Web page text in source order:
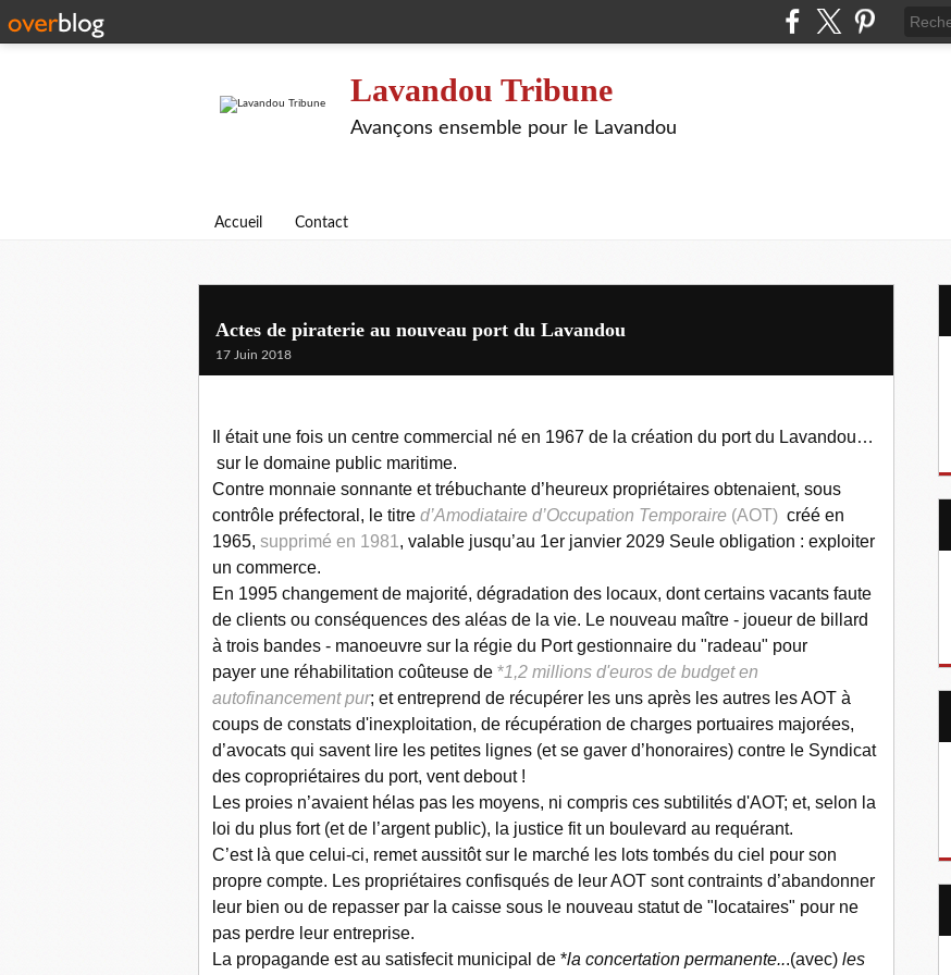
Lavandou Tribune
Avançons ensemble pour le Lavandou
Accueil Contact
Actes de piraterie au nouveau port du Lavandou
17 Juin 2018
Il était une fois un centre commercial né en 1967 de la création du port du Lavandou…
sur le domaine public maritime.
Contre monnaie sonnante et trébuchante d’heureux propriétaires obtenaient, sous
contrôle préfectoral, le titre d’Amodiataire d’Occupation Temporaire (AOT) créé en
1965, supprimé en 1981 , valable jusqu’au 1er janvier 2029 Seule obligation : exploiter
un commerce.
En 1995 changement de majorité, dégradation des locaux, dont certains vacants faute
de clients ou conséquences des aléas de la vie. Le nouveau maître - joueur de billard
à trois bandes - manoeuvre sur la régie du Port gestionnaire du "radeau" pour
payer une réhabilitation coûteuse de *1,2 millions d'euros de budget en
autofinancement pur; et entreprend de récupérer les uns après les autres les AOT à
coups de constats d'inexploitation, de récupération de charges portuaires majorées,
d’avocats qui savent lire les petites lignes (et se gaver d’honoraires) contre le Syndicat
des copropriétaires du port, vent debout !
Les proies n’avaient hélas pas les moyens, ni compris ces subtilités d'AOT; et, selon la
loi du plus fort (et de l’argent public), la justice fit un boulevard au requérant.
C’est là que celui-ci, remet aussitôt sur le marché les lots tombés du ciel pour son
propre compte. Les propriétaires confisqués de leur AOT sont contraints d’abandonner
leur bien ou de repasser par la caisse sous le nouveau statut de "locataires" pour ne
pas perdre leur entreprise.
La propagande est au satisfecit municipal de *la concertation permanente...(avec) les